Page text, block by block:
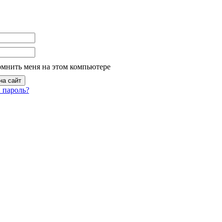
меня на этом компьютере